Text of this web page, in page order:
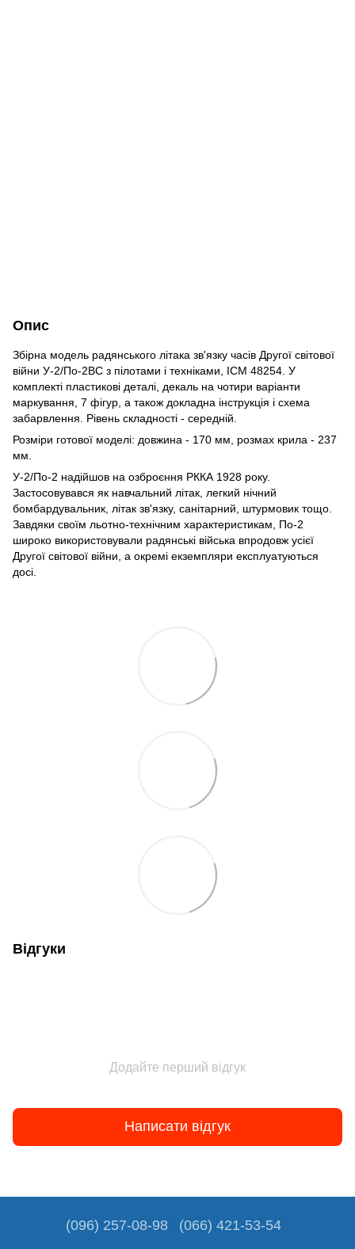
Опис
Збірна модель радянського літака зв'язку часів Другої світової
війни У-2/По-2ВС з пілотами і техніками, ICM 48254. У
комплекті пластикові деталі, декаль на чотири варіанти
маркування, 7 фігур, а також докладна інструкція і схема
забарвлення. Рівень складності - середній.
Розміри готової моделі: довжина - 170 мм, розмах крила - 237
мм.
У-2/По-2 надійшов на озброєння РККА 1928 року.
Застосовувався як навчальний літак, легкий нічний
бомбардувальник, літак зв'язку, санітарний, штурмовик тощо.
Завдяки своїм льотно-технічним характеристикам, По-2
широко використовували радянські війська впродовж усієї
Другої світової війни, а окремі екземпляри експлуатуються
досі.
Відгуки
Додайте перший відгук
Написати відгук
(096) 257-08-98 (066) 421-53-54